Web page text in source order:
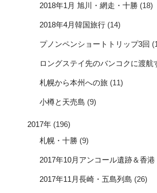
2018年1月 旭川・網走・十勝 (18)
2018年4月韓国旅行 (14)
プノンペンショートトリップ3回
ロングステイ先のバンコクに渡航
札幌から本州への旅 (11)
小樽と天売島 (9)
2017年 (196)
札幌・十勝 (9)
2017年10月アンコール遺跡＆香港
2017年11月長崎・五島列島 (26)